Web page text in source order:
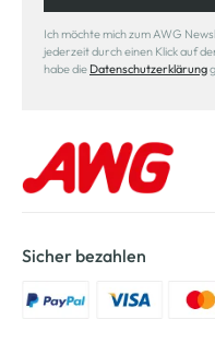
Ich möchte mich zum AWG
jederzeit durch einen Klick auf
habe die Datenschutzerklärung
Sicher bezahlen